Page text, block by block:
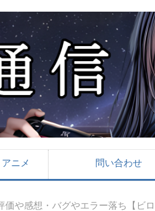
ニメ 問い合わせ
や感想・バグやエラー落ち【ビロ